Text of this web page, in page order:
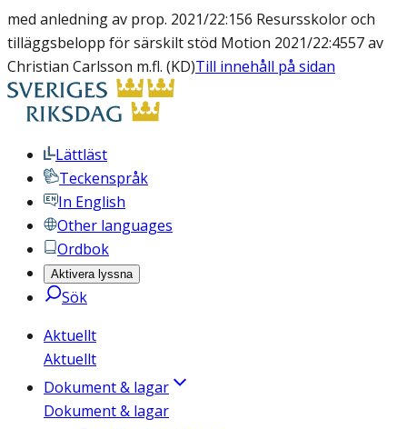
med anledning av prop. 2021/22:156 Resursskolor och
tilläggsbelopp för särskilt stöd Motion 2021/22:4557 av
Christian Carlsson m.fl. (KD)Till innehåll på sidan
Lättläst
Teckenspråk
In English
Other languages
Ordbok
Aktivera lyssna
Sök
Aktuellt
Aktuellt
Dokument & lagar
Dokument & lagar